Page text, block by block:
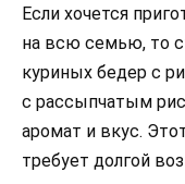
Если хочется
на всю семью, то
куриных бедер с
с рассыпчатым
аромат и вкус.
требует долгой